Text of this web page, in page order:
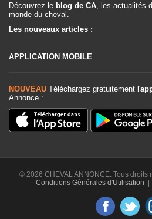
Découvrez le blog de CA , les actualités
monde du cheval.
Les nouveaux articles :
APPLICATION MOBILE
NOUVEAU Téléchargez gratuitement l'
Annonce :
© 2026 CHEVAL ANNONCE. Tous droits
Conditions Générales d'Utilisation |